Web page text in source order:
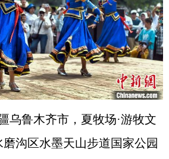
乌鲁木齐市，夏牧场·游牧文
沟区水墨天山步道国家公园